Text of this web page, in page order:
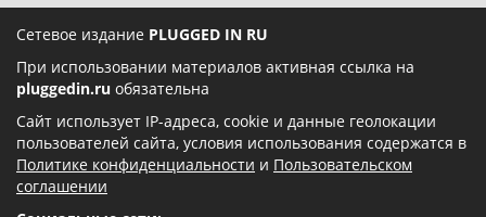
Сетевое издание PLUGGED IN RU
При использовании материалов активная ссылка на
pluggedin.ru обязательна
Сайт использует IP-адреса, cookie и данные геолокации
пользователей сайта, условия использования содержатся в
Политике конфиденциальности и Пользовательском
соглашении